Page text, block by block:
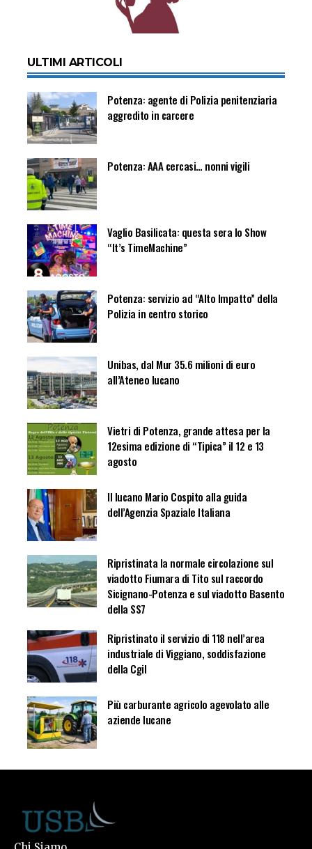
ULTIMI ARTICOLI
Potenza: agente di Polizia penitenziaria
aggredito in carcere
Potenza: AAA cercasi… nonni vigili
Vaglio Basilicata: questa sera lo Show
“It’s TimeMachine”
Potenza: servizio ad “Alto Impatto” della
Polizia in centro storico
Unibas, dal Mur 35.6 milioni di euro
all’Ateneo lucano
Vietri di Potenza, grande attesa per la
12esima edizione di “Tipica” il 12 e 13
agosto
Il lucano Mario Cospito alla guida
dell’Agenzia Spaziale Italiana
Ripristinata la normale circolazione sul
viadotto Fiumara di Tito sul raccordo
Sicignano-Potenza e sul viadotto Basento
della SS7
Ripristinato il servizio di 118 nell’area
industriale di Viggiano, soddisfazione
della Cgil
Più carburante agricolo agevolato alle
aziende lucane